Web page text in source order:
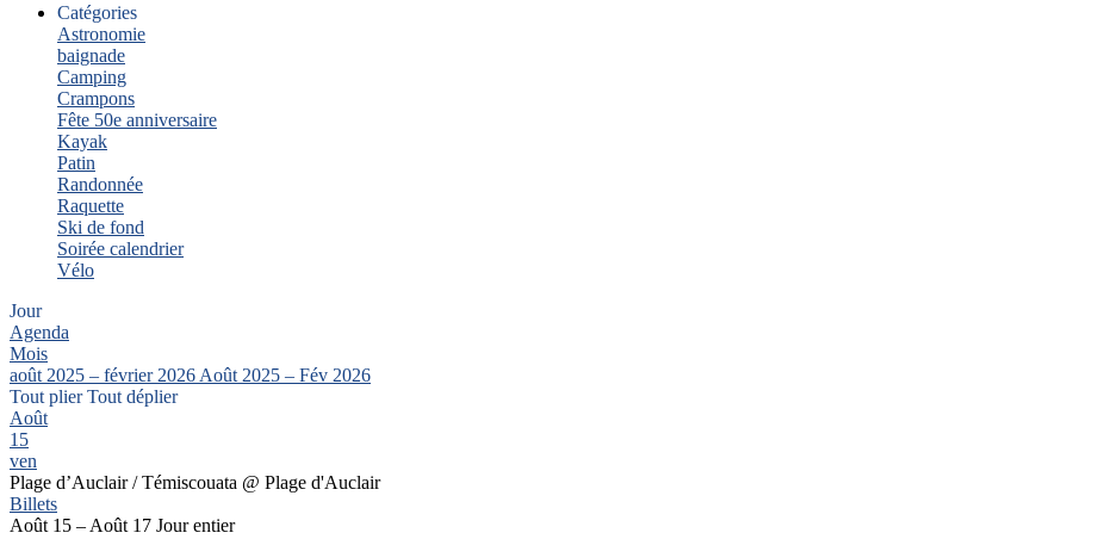
Catégories
Astronomie
baignade
Camping
Crampons
Fête 50e anniversaire
Kayak
Patin
Randonnée
Raquette
Ski de fond
Soirée calendrier
Vélo
Jour
Agenda
Mois
août 2025 – février 2026 Août 2025 – Fév 2026
Tout plierTout déplier
Août
15
ven
Plage d’Auclair / Témiscouata @ Plage d'Auclair
Billets
Août 15 – Août 17 Jour entier